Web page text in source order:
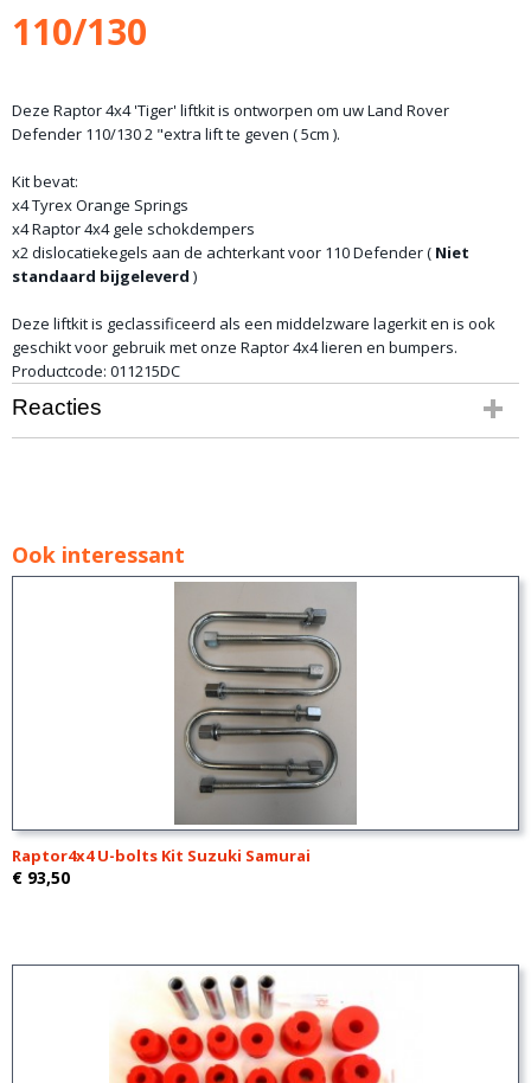
110/130
Deze Raptor 4x4 'Tiger' liftkit is ontworpen om uw Land Rover
Defender 110/130 2 "extra lift te geven ( 5cm ).
Kit bevat:
x4 Tyrex Orange Springs
x4 Raptor 4x4 gele schokdempers
x2 dislocatiekegels aan de achterkant voor 110 Defender ( Niet
standaard bijgeleverd )
Deze liftkit is geclassificeerd als een middelzware lagerkit en is ook
geschikt voor gebruik met onze Raptor 4x4 lieren en bumpers.
Productcode: 011215DC
Reacties
Ook interessant
Raptor4x4 U-bolts Kit Suzuki Samurai
€ 93,50